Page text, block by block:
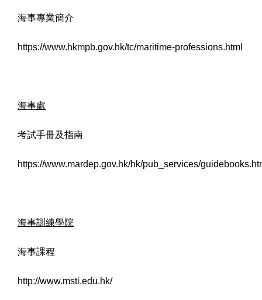
海事專業簡介
https://www.hkmpb.gov.hk/tc/maritime-professions.html
海事處
考試手冊及指南
https://www.mardep.gov.hk/hk/pub_services/
海事訓練學院
海事課程
http://www.msti.edu.hk/